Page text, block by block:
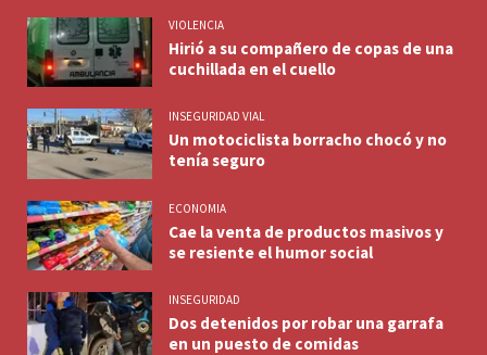
VIOLENCIA
Hirió a su compañero de copas de una
cuchillada en el cuello
INSEGURIDAD VIAL
Un motociclista borracho chocó y no
tenía seguro
ECONOMIA
Cae la venta de productos masivos y
se resiente el humor social
INSEGURIDAD
Dos detenidos por robar una garrafa
en un puesto de comidas